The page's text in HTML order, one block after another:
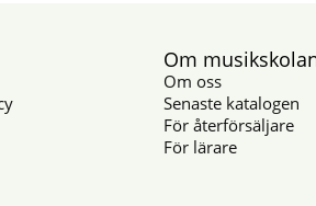
Om
Om oss
Senaste katalogen
För återförsäljare
För lärare